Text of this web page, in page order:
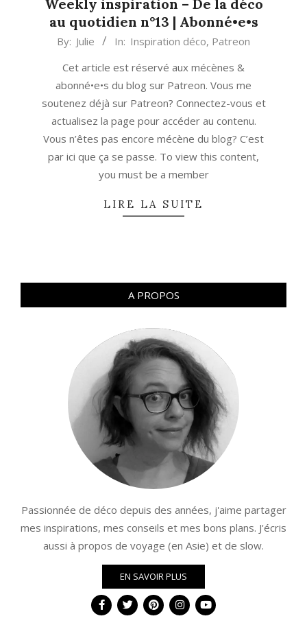
Weekly inspiration – De la déco
au quotidien n°13 | Abonné•e•s
2021-
By: Julie In: Inspiration déco, Patreon
Cet article est réservé aux mécènes &
abonné•e•s du blog sur Patreon. Vous me
soutenez déjà sur Patreon? Connectez-vous et
actualisez la page pour accéder au contenu.
Vous n’êtes pas encore mécène du blog? C’est
par ici que ça se passe. To view this content,
you must be a member
LIRE LA SUITE
A PROPOS
Passionnée de déco depuis des années, j'aime partager
mes inspirations, mes conseils et mes bons plans. J'écris
aussi à propos de voyage (en Asie) et de slow.
EN SAVOIR PLUS